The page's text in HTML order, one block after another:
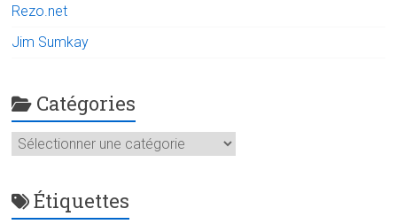
Rezo.net
Jim Sumkay
Catégories
Catégories
Étiquettes